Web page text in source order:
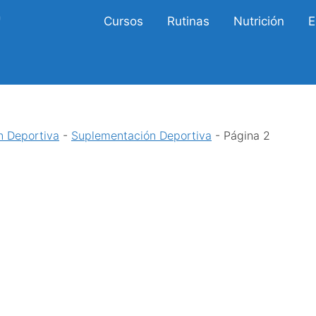
Cursos Rutinas Nutrición
Deportiva - Suplementación Deportiva - Página 2